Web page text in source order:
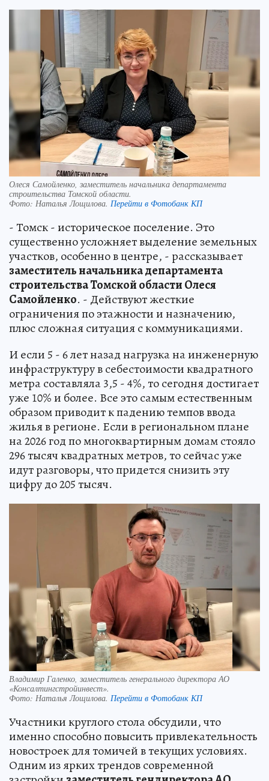
Олеся Самойленко, заместитель начальника департамента
строительства Томской области.
Фото: Наталья Лощилова. Перейти в Фотобанк КП
- Томск - историческое поселение. Это
существенно усложняет выделение земельных
участков, особенно в центре, - рассказывает
заместитель начальника департамента
строительства Томской области Олеся
Самойленко. - Действуют жесткие
ограничения по этажности и назначению,
плюс сложная ситуация с коммуникациями.
И если 5 - 6 лет назад нагрузка на инженерную
инфраструктуру в себестоимости квадратного
метра составляла 3,5 - 4%, то сегодня достигает
уже 10% и более. Все это самым естественным
образом приводит к падению темпов ввода
жилья в регионе. Если в региональном плане
на 2026 год по многоквартирным домам стояло
296 тысяч квадратных метров, то сейчас уже
идут разговоры, что придется снизить эту
цифру до 205 тысяч.
Владимир Галенко, заместитель генерального директора АО
«Консалтингстройинвест».
Фото: Наталья Лощилова. Перейти в Фотобанк КП
Участники круглого стола обсудили, что
именно способно повысить привлекательность
новостроек для томичей в текущих условиях.
Одним из ярких трендов современной